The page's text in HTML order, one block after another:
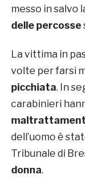
messo in salvo
delle percosse
La vittima in
volte per farsi
picchiata. In
carabinieri
dell’uomo è
Tribunale di
donna.